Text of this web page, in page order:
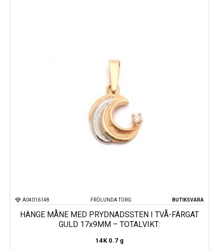
FRÖLUNDA TORG
A04016148 BUTIKSVARA
HÄNGE MÅNE MED PRYDNADSSTEN I TVÅ-FÄRGAT
GULD 17x9MM – TOTALVIKT:
14K 0.7 g